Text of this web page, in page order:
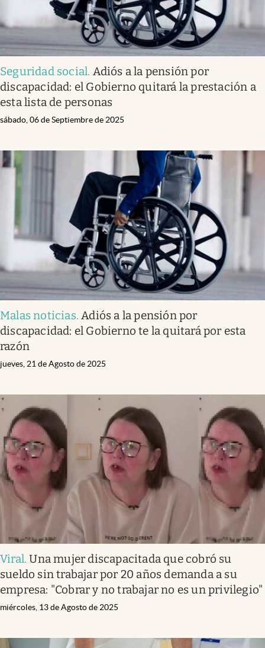
Seguridad social. Adiós a la pensión por
discapacidad: el Gobierno quitará la prestación a
esta lista de personas
sábado, 06 de Septiembre de 2025
Malas noticias.Adiós a la pensión por
discapacidad: el Gobierno te la quitará por esta
razón
jueves, 21 de Agosto de 2025
Viral.Una mujer discapacitada que cobró su
sueldo sin trabajar por 20 años demanda a su
empresa: "Cobrar y no trabajar no es un privilegio"
miércoles, 13 de Agosto de 2025